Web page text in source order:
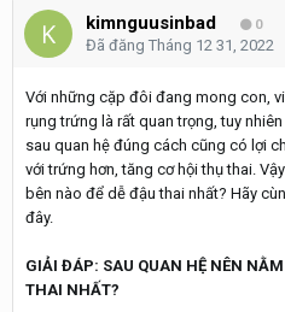
kimnguusinbad 0
Đã đăng Tháng 12 31, 2022
Với những cặp đôi đang mong con,
rụng trứng là rất quan trọng, tuy
sau quan hệ đúng cách cũng có lợi
với trứng hơn, tăng cơ hội thụ thai.
bên nào để dễ đậu thai nhất? Hãy
đây.
GIẢI ĐÁP: SAU QUAN HỆ NÊN
THAI NHẤT?